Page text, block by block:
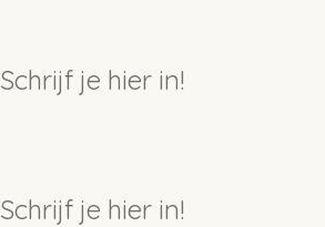
Schrijf je hier in!
Schrijf je hier in!